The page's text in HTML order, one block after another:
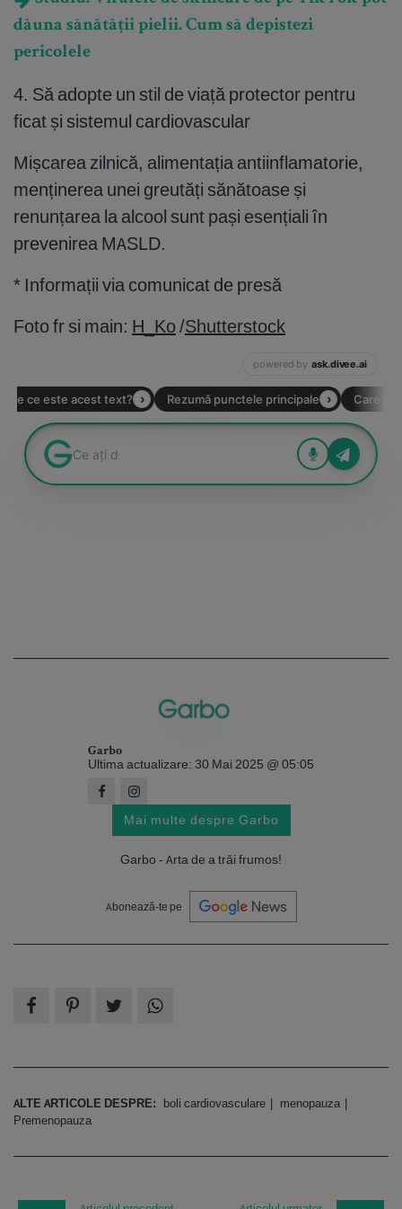
dăuna sănătății pielii. Cum să depistezi
pericolele
4. Să adopte un stil de viață protector pentru
ficat și sistemul cardiovascular
Mișcarea zilnică, alimentația antiinflamatorie,
menținerea unei greutăți sănătoase și
renunțarea la alcool sunt pași esențiali în
prevenirea MASLD.
* Informații via comunicat de presă
Foto fr si main: H_Ko/Shutterstock
Garbo
Ultima actualizare: 30 Mai 2025 @ 05:05
Mai multe despre Garbo
Garbo - Arta de a trăi frumos!
Abonează-te pe
ALTE ARTICOLE DESPRE: boli cardiovasculare
menopauza
Premenopauza